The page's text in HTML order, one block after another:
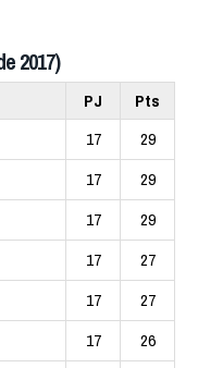
2017)
PJ
Pts
17
29
17
29
17
29
17
27
17
27
17
26